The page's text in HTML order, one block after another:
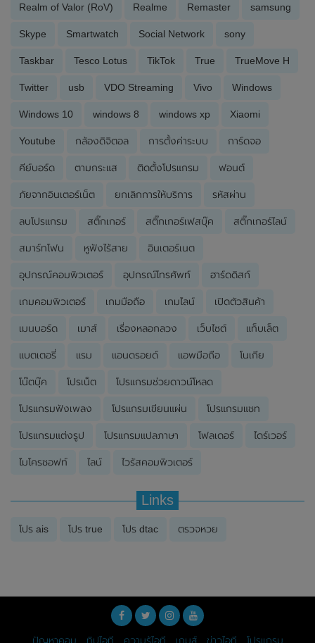
Realm of Valor (RoV) Realme Remaster samsung
Skype Smartwatch Social Network sony
Taskbar Tesco Lotus TikTok True TrueMove H
Twitter usb VDO Streaming Vivo Windows
Windows 10 windows 8 windows xp Xiaomi
Youtube กล้องดิจิตอล การตั้งค่าระบบ การ์ดจอ
คีย์บอร์ด ตามกระแส ติดตั้งโปรแกรม ฟอนต์
ภัยจากอินเตอร์เน็ต ยกเลิกการให้บริการ รหัสผ่าน
ลบโปรแกรม สติ๊กเกอร์ สติ๊กเกอร์เฟสบุ๊ค สติ๊กเกอร์ไลน์
สมาร์ทโฟน หูฟังไร้สาย อินเตอร์เนต
อุปกรณ์คอมพิวเตอร์ อุปกรณ์โทรศัพท์ ฮาร์ดดิสก์
เกมคอมพิวเตอร์ เกมมือถือ เกมไลน์ เปิดตัวสินค้า
เมนบอร์ด เมาส์ เรื่องหลอกลวง เว็บไซต์ แท็บเล็ต
แบตเตอรี่ แรม แอนดรอยด์ แอพมือถือ โนเกีย
โน๊ตบุ๊ค โปรเน็ต โปรแกรมช่วยดาวน์โหลด
โปรแกรมฟังเพลง โปรแกรมเขียนแผ่น โปรแกรมแชท
โปรแกรมแต่งรูป โปรแกรมแปลภาษา โฟลเดอร์ ไดร์เวอร์
ไมโครซอฟท์ ไลน์ ไวรัสคอมพิวเตอร์
Links
โปร ais โปร true โปร dtac ตรวจหวย
ปัญหาคอม ทิปไอที ความรู้ไอที เกมส์ ข่าวไอที โปรแกรม